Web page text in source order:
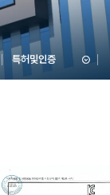
특허및인증